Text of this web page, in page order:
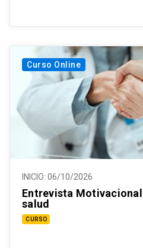
Curso Online
INICIO: 06/10/2026
Entrevista
salud
CURSO